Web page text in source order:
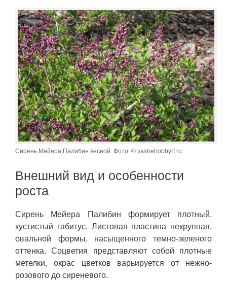
Сирень Мейера Палибин весной. Фото: © vashehobbyrf.ru
Внешний вид и особенности
роста
Сирень Мейера Палибин формирует плотный,
кустистый габитус. Листовая пластина некрупная,
овальной формы, насыщенного темно-зеленого
оттенка. Соцветия представляют собой плотные
метелки, окрас цветков варьируется от нежно-
розового до сиреневого.